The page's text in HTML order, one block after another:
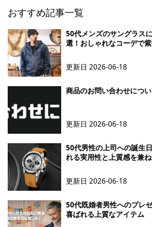
おすすめ記事一覧
50代メンズのサングラス
選！おしゃれなコーデで
更新日2026-06-18
商品のお問い合わせにつ
更新日2026-06-18
50代男性の上司への誕生
れる実用性と上質感を兼
更新日2026-06-18
50代既婚者男性へのプレ
喜ばれる上質なアイテム